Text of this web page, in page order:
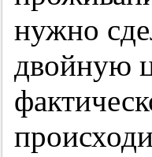
нужно
двойную